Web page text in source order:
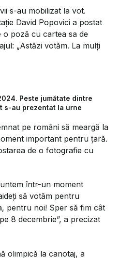
s-au mobilizat la vot.
David Popovici a postat
o poză cu cartea sa de
„Astăzi votăm. La mulți
Peste jumătate dintre
s-au prezentat la urne
pe români să meargă la
important pentru ţară.
de o fotografie cu
într-un moment
să votăm pentru
pentru noi! Sper să fim cât
8 decembrie”, a precizat
olimpică la canotaj, a